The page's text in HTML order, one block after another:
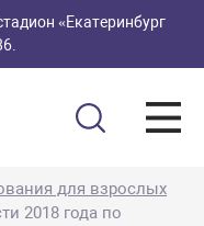
«Екатеринбург
для взрослых
2018 года по